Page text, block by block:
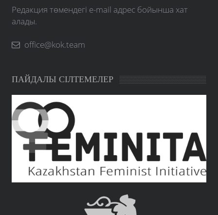
Редакция төмендегі e-mail адрес бойынша хат
алады.
office@kok.team
ПАЙДАЛЫ СІЛТЕМЕЛЕР